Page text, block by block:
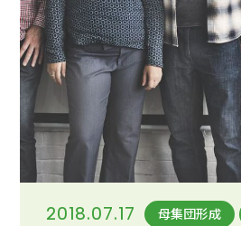
2018.07.17 母集団形成